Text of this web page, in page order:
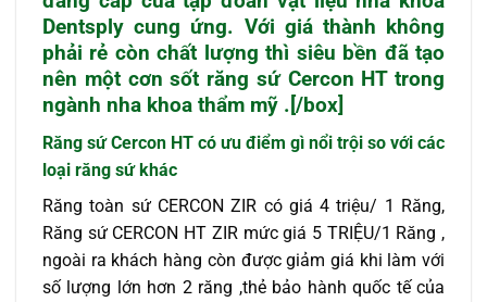
Dentsply cung ứng. Với giá thành không
phải rẻ còn chất lượng thì siêu bền đã tạo
nên một cơn sốt răng sứ Cercon HT trong
ngành nha khoa thẩm mỹ .[/box]
Răng sứ Cercon HT có ưu điểm gì nổi trội so với các
loại răng sứ khác
Răng toàn sứ CERCON ZIR có giá 4 triệu/ 1 Răng,
Răng sứ CERCON HT ZIR mức giá 5 TRIỆU/1 Răng ,
ngoài ra khách hàng còn được giảm giá khi làm với
số lượng lớn hơn 2 răng ,thẻ bảo hành quốc tế của